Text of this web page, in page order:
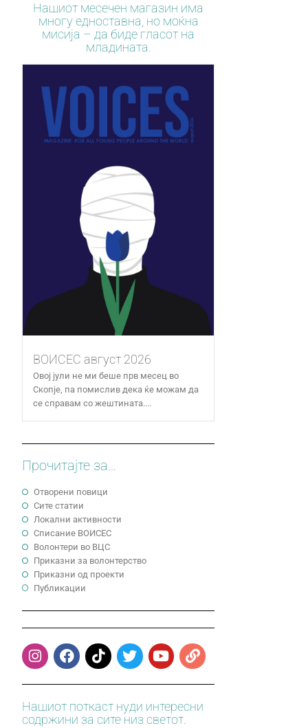
Нашиот месечен магазин има
многу едноставна, но моќна
мисија – да биде гласот на
младината.
ВОИСЕС август 2026
Овој јули не ми беше прв месец во
Скопје, па помислив дека ќе можам да
се справам со жештината....
Прочитајте за...
Отворени повици
Сите статии
Локални активности
Cписание ВОИСЕС
Волонтери во ВЦС
Приказни за волонтерство
Приказни од проекти
Публикации
Нашиот поткаст нуди интересни
содржини за сите низ светот.